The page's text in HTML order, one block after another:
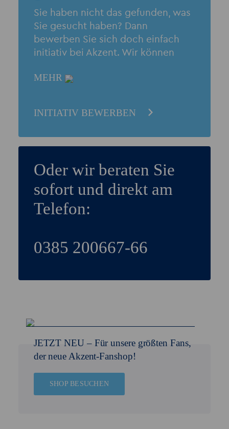
Sie haben nicht das gefunden, was
Sie gesucht haben? Dann
bewerben Sie sich doch einfach
initiativ bei Akzent. Wir können
MEHR
INITIATIV BEWERBEN
Oder wir beraten Sie
sofort und direkt am
Telefon:
0385 200667-66
JETZT NEU – Für unsere größten Fans,
der neue Akzent-Fanshop!
SHOP BESUCHEN